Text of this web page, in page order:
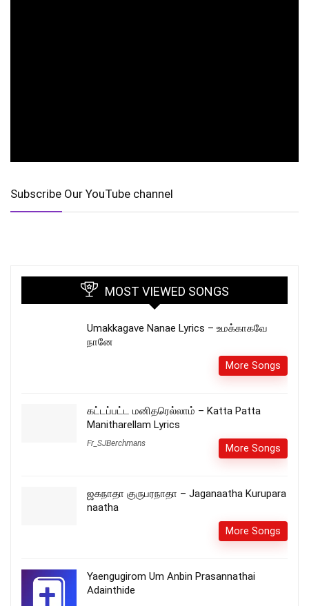
Subscribe Our YouTube channel
MOST VIEWED SONGS
Umakkagave Nanae Lyrics – உமக்காகவே
நானே
More Songs
கட்டப்பட்ட மனிதரெல்லாம் – Katta Patta
Manitharellam Lyrics
Fr_SJBerchmans More Songs
ஜகநாதா குருபரநாதா – Jaganaatha Kurupara
naatha
More Songs
Yaengugirom Um Anbin Prasannathai
Adainthide